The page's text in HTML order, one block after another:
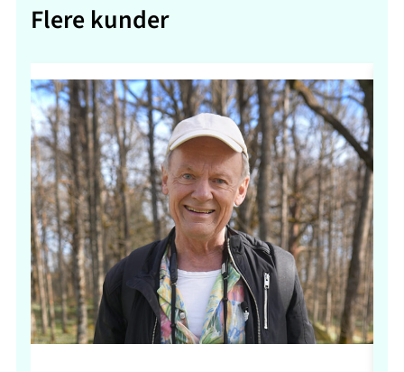
Flere kunder